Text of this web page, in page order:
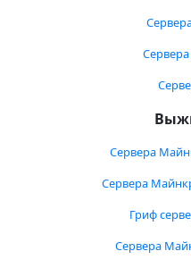
Сервера
Сервера
Гриф
Сервера